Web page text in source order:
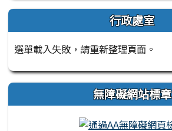
行政處室
選單載入失敗，請重新整理頁面。
無障礙網站標章